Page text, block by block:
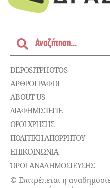
DEPOSITPHOTOS
ΑΡΘΡΟΓΡΑΦΟΙ
ABOUT US
ΔΙΑΦΗΜΙΣΤΕΊΤΕ
ΌΡΟΙ ΧΡΉΣΗΣ
ΠΟΛΙΤΙΚΉ ΑΠΟΡΡΉΤΟΥ
ΕΠΙΚΟΙΝΩΝΊΑ
ΌΡΟΙ ΑΝΑΔΗΜΟΣΙΕΥΣΗΣ
© Επιτρέπεται η